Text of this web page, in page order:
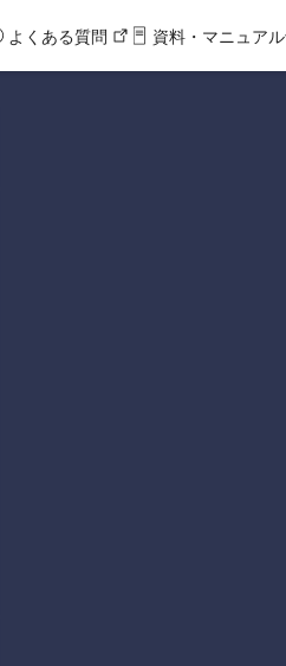
よくある質問 資料・マニュアル